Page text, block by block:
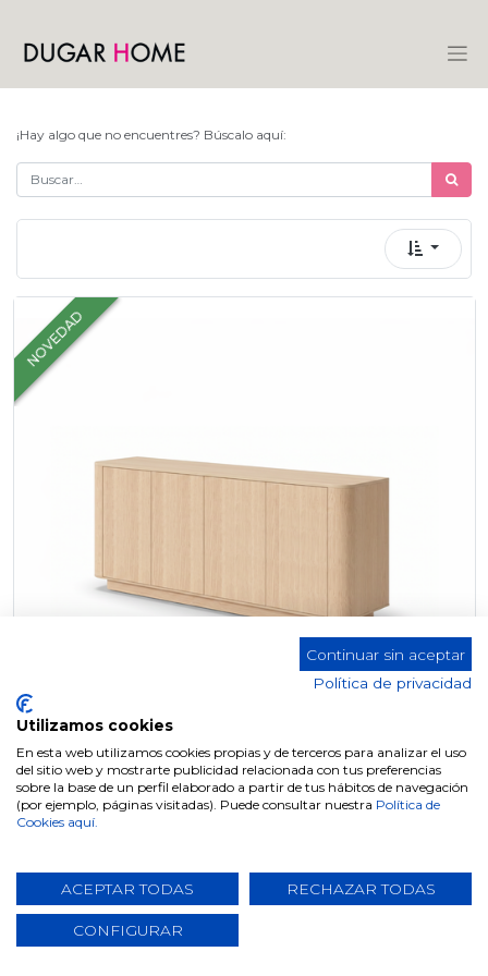
¡Hay algo que no encuentres? Búscalo aquí:
NOVEDAD
APARADOR W-700 MARSELLA
NOVEDAD
Continuar sin aceptar
Política de privacidad
Utilizamos cookies
En esta web utilizamos cookies propias y de terceros para analizar el uso
del sitio web y mostrarte publicidad relacionada con tus preferencias
sobre la base de un perfil elaborado a partir de tus hábitos de navegación
(por ejemplo, páginas visitadas). Puede consultar nuestra Política de
Cookies aquí.
ACEPTAR TODAS RECHAZAR TODAS
CONFIGURAR